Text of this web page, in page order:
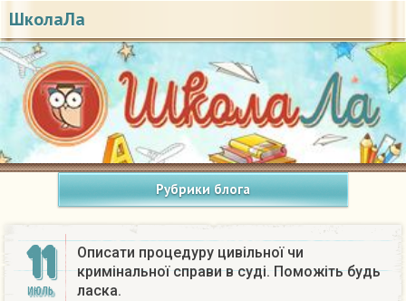
ШколаЛа
Рубрики блога
11
ИЮЛЬ
Описати процедуру цивільної чи
кримінальної справи в суді. Поможіть будь
ласка.​